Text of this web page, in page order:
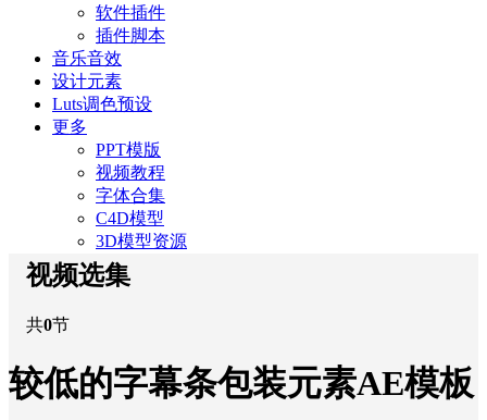
软件插件
插件脚本
音乐音效
设计元素
Luts调色预设
更多
PPT模版
视频教程
字体合集
C4D模型
3D模型资源
视频选集
共0节
较低的字幕条包装元素AE模板